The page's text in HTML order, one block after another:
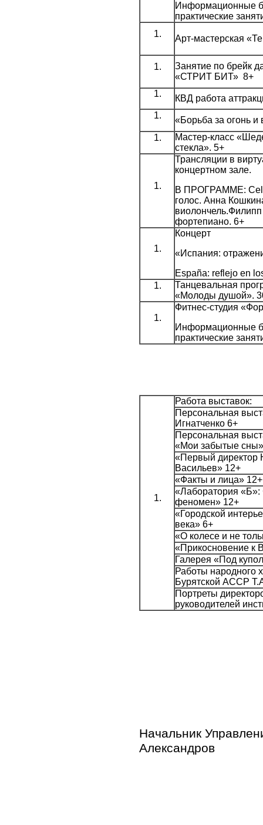
Информационные
практические
Арт-мастерская
Занятие по брейк
«СТРИТ БИТ» 8+
КВД работа
«Борьба за огонь и
Мастер-класс
стекла». 5+
Трансляции в
концертном зале.
В ПРОГРАММЕ:
голос. Анна
фортепиано. 6+
Концерт
«Испания:
España: reflejo en
Танцевальная
«Молоды душой».
Фитнес-студия
Информационные
практические
Работа выставок:
Персональная
Игнатченко 6+
Персональная
«Мои забытые
«Первый
Васильев» 12+
«Факты и лица» 12+
«Лаборатория «Б»:
феномен» 12+
«Городской
века» 6+
«О колесе и не
«Прикосновение к
Галерея «Под
Работы народного
Бурятской АССР
Портреты
руководителей
Александров